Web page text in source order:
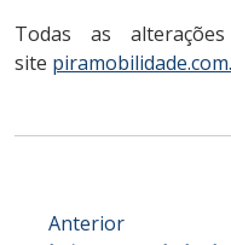
Todas as
site
Anterior